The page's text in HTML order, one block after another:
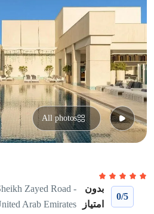
All photos
0/5
بدون
امتیاز
Zayed Road -
Arab Emirates